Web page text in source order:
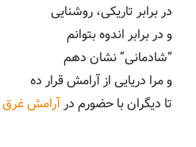
در برابر تاریکی، روشنایی
و در برابر اندوه بتوانم
“شادمانی” نشان دهم
و مرا دریایی از آرامش قرار ده
تا دیگران با حضورم در آرامش غرق